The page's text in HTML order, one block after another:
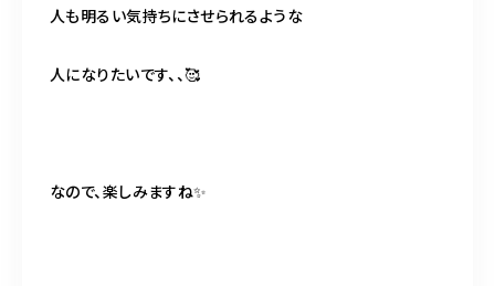
人も明るい気持ちにさせられるような
人になりたいです、、🥰
なので、楽しみますね✨